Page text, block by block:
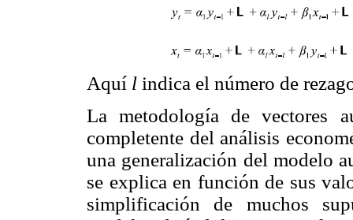
Aquí l indica el número de
La metodología de vectores
completente del análisis
una generalización del modelo
se explica en función de sus
simplificación de muchos